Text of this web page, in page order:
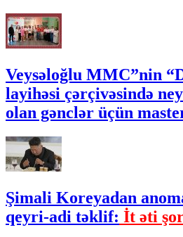
Veysəloğlu MMC”nin
layihəsi çərçivəsində
olan gənclər üçün
Şimali Koreyadan
qeyri-adi təklif: İt əti